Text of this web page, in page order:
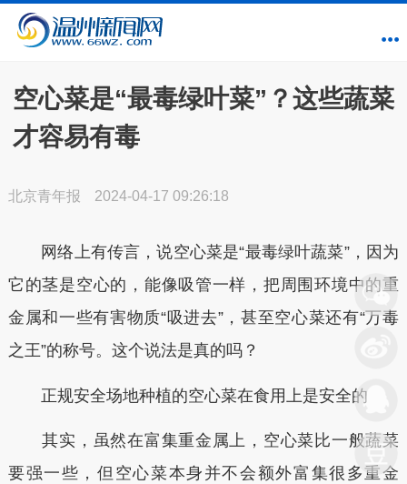
空心菜是“最毒绿叶菜”？这些蔬菜
才容易有毒
北京青年报 2024-04-17 09:26:18
网络上有传言，说空心菜是“最毒绿叶蔬菜”，因为
它的茎是空心的，能像吸管一样，把周围环境中的重
金属和一些有害物质“吸进去”，甚至空心菜还有“万毒
之王”的称号。这个说法是真的吗？
正规安全场地种植的空心菜在食用上是安全的
其实，虽然在富集重金属上，空心菜比一般蔬菜
要强一些，但空心菜本身并不会额外富集很多重金